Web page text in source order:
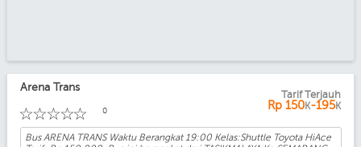
Arena Trans
☆
☆
☆
☆
☆ 0
Tarif Terjauh
Rp 150K-195K
Bus ARENA TRANS Waktu Berangkat 19:00 Kelas:Shuttle Toyota HiAce